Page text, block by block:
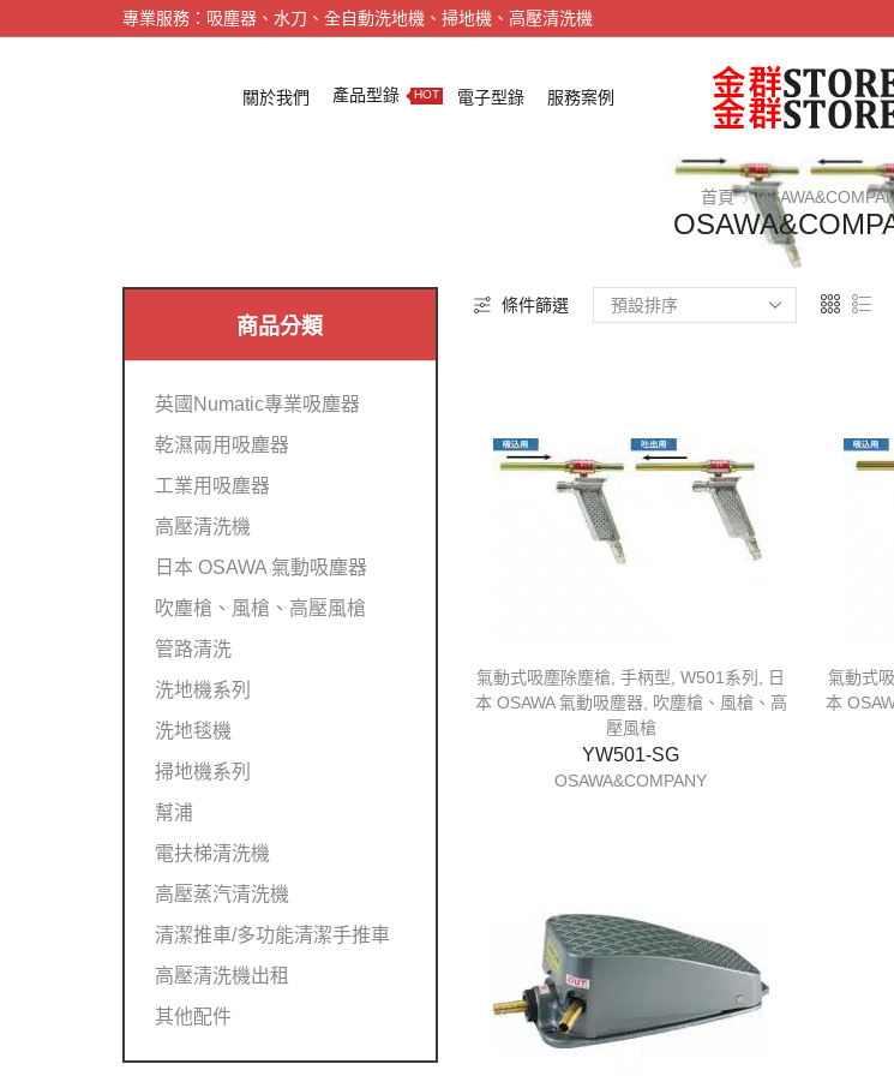
專業服務：吸塵器、水刀、全自動洗地機、掃地機、高壓清洗機
關於我們 產品型錄 HOT 電子型錄 服務案例
首頁
條件篩選
氣動式吸塵除塵槍,手柄型,W501系列 , 日
本 OSAWA 氣動吸塵器, 吹塵槍、風槍、高
壓風槍
YW501-SG
OSAWA&COMPANY
氣動式
本
商品分類
英國Numatic專業吸塵器
乾濕兩用吸塵器
工業用吸塵器
高壓清洗機
日本 OSAWA 氣動吸塵器
吹塵槍、風槍、高壓風槍
管路清洗
洗地機系列
洗地毯機
掃地機系列
幫浦
電扶梯清洗機
高壓蒸汽清洗機
清潔推車/多功能清潔手推車
高壓清洗機出租
其他配件